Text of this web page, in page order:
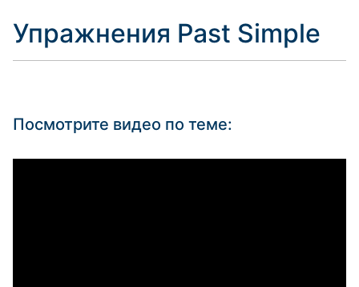
Упражнения Past Simple
Посмотрите видео по теме: